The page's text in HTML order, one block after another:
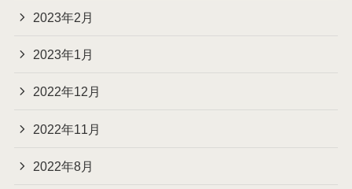
2023年2月
2023年1月
2022年12月
2022年11月
2022年8月